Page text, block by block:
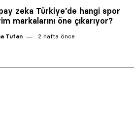
zeka Türkiye’de hangi spor
markalarını öne çıkarıyor?
Tufan 2 hafta önce